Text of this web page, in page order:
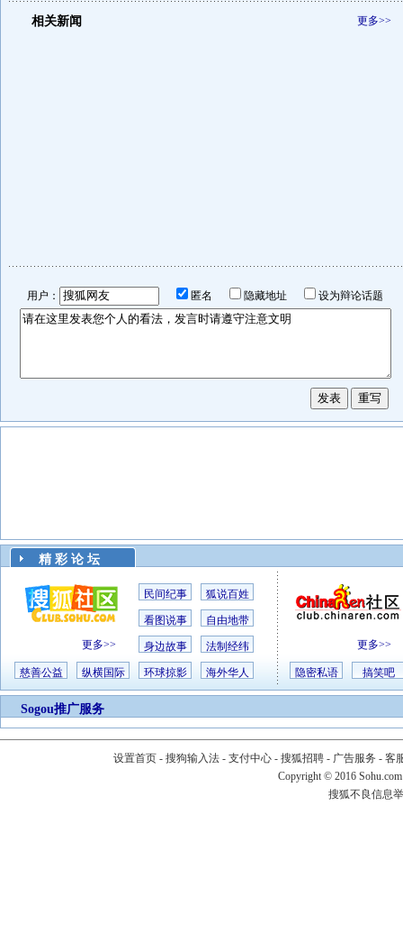
更多>>
相关新闻
用户： 匿名 隐藏地址 设为辩论话题
精 彩 论 坛
更多>>
民间纪事 狐说百姓
看图说事 自由地带
身边故事 法制经纬
慈善公益 纵横国际 环球掠影 海外华人
更多>>
隐密私语 搞笑吧
Sogou推广服务
设置首页- 搜狗输入法- 支付中心- 搜狐招聘- 广告服务 - 客
Copyright © 2016
搜狐不良信息